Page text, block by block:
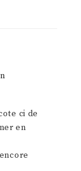
ci de
en